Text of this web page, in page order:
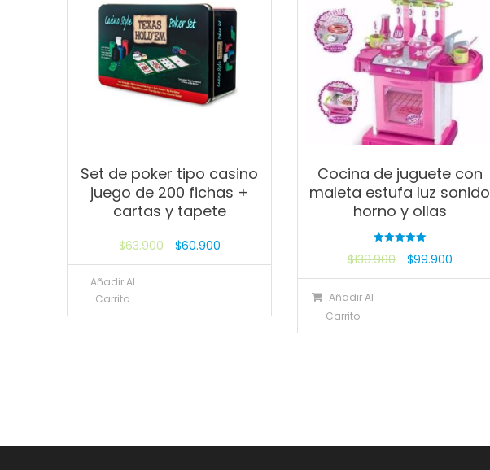
Set de poker tipo casino
juego de 200 fichas +
cartas y tapete
$63.900 $60.900
Añadir Al
Carrito
Cocina de juguete con
maleta estufa luz sonido
horno y ollas
Valorado
con
de 5
$130.900 $99.900
Añadir Al
Carrito